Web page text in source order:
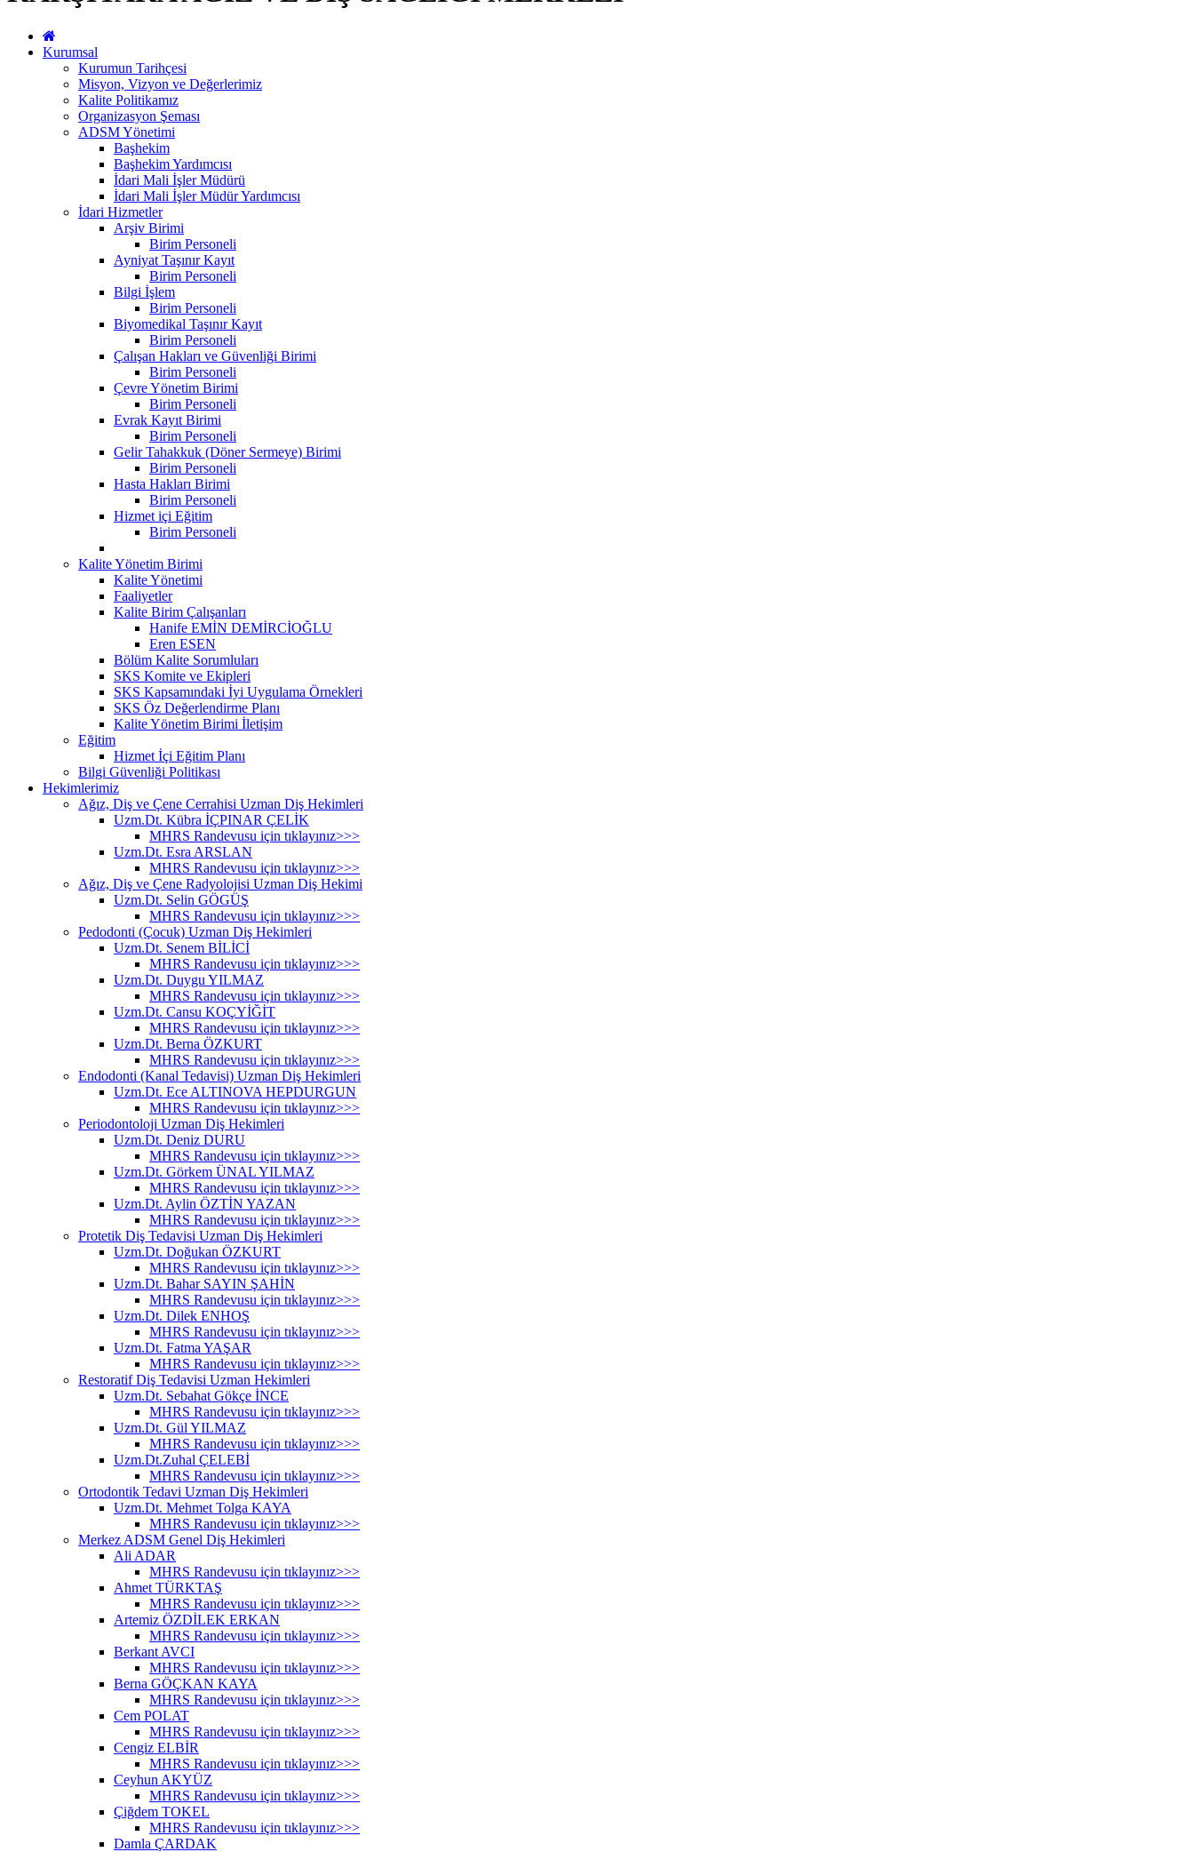
Kurumsal
Kurumun Tarihçesi
Misyon, Vizyon ve Değerlerimiz
Kalite Politikamız
Organizasyon Şeması
ADSM Yönetimi
Başhekim
Başhekim Yardımcısı
İdari Mali İşler Müdürü
İdari Mali İşler Müdür Yardımcısı
İdari Hizmetler
Arşiv Birimi
Birim Personeli
Ayniyat Taşınır Kayıt
Birim Personeli
Bilgi İşlem
Birim Personeli
Biyomedikal Taşınır Kayıt
Birim Personeli
Çalışan Hakları ve Güvenliği Birimi
Birim Personeli
Çevre Yönetim Birimi
Birim Personeli
Evrak Kayıt Birimi
Birim Personeli
Gelir Tahakkuk (Döner Sermeye) Birimi
Birim Personeli
Hasta Hakları Birimi
Birim Personeli
Hizmet içi Eğitim
Birim Personeli
Kalite Yönetim Birimi
Kalite Yönetimi
Faaliyetler
Kalite Birim Çalışanları
Hanife EMİN DEMİRCİOĞLU
Eren ESEN
Bölüm Kalite Sorumluları
SKS Komite ve Ekipleri
SKS Kapsamındaki İyi Uygulama Örnekleri
SKS Öz Değerlendirme Planı
Kalite Yönetim Birimi İletişim
Eğitim
Hizmet İçi Eğitim Planı
Bilgi Güvenliği Politikası
Hekimlerimiz
Ağız, Diş ve Çene Cerrahisi Uzman Diş Hekimleri
Uzm.Dt. Kübra İÇPINAR ÇELİK
MHRS Randevusu için tıklayınız>>>
Uzm.Dt. Esra ARSLAN
MHRS Randevusu için tıklayınız>>>
Ağız, Diş ve Çene Radyolojisi Uzman Diş Hekimi
Uzm.Dt. Selin GÖGÜŞ
MHRS Randevusu için tıklayınız>>>
Pedodonti (Çocuk) Uzman Diş Hekimleri
Uzm.Dt. Senem BİLİCİ
MHRS Randevusu için tıklayınız>>>
Uzm.Dt. Duygu YILMAZ
MHRS Randevusu için tıklayınız>>>
Uzm.Dt. Cansu KOÇYİĞİT
MHRS Randevusu için tıklayınız>>>
Uzm.Dt. Berna ÖZKURT
MHRS Randevusu için tıklayınız>>>
Endodonti (Kanal Tedavisi) Uzman Diş Hekimleri
Uzm.Dt. Ece ALTINOVA HEPDURGUN
MHRS Randevusu için tıklayınız>>>
Periodontoloji Uzman Diş Hekimleri
Uzm.Dt. Deniz DURU
MHRS Randevusu için tıklayınız>>>
Uzm.Dt. Görkem ÜNAL YILMAZ
MHRS Randevusu için tıklayınız>>>
Uzm.Dt. Aylin ÖZTİN YAZAN
MHRS Randevusu için tıklayınız>>>
Protetik Diş Tedavisi Uzman Diş Hekimleri
Uzm.Dt. Doğukan ÖZKURT
MHRS Randevusu için tıklayınız>>>
Uzm.Dt. Bahar SAYIN ŞAHİN
MHRS Randevusu için tıklayınız>>>
Uzm.Dt. Dilek ENHOŞ
MHRS Randevusu için tıklayınız>>>
Uzm.Dt. Fatma YAŞAR
MHRS Randevusu için tıklayınız>>>
Restoratif Diş Tedavisi Uzman Hekimleri
Uzm.Dt. Sebahat Gökçe İNCE
MHRS Randevusu için tıklayınız>>>
Uzm.Dt. Gül YILMAZ
MHRS Randevusu için tıklayınız>>>
Uzm.Dt.Zuhal ÇELEBİ
MHRS Randevusu için tıklayınız>>>
Ortodontik Tedavi Uzman Diş Hekimleri
Uzm.Dt. Mehmet Tolga KAYA
MHRS Randevusu için tıklayınız>>>
Merkez ADSM Genel Diş Hekimleri
Ali ADAR
MHRS Randevusu için tıklayınız>>>
Ahmet TÜRKTAŞ
MHRS Randevusu için tıklayınız>>>
Artemiz ÖZDİLEK ERKAN
MHRS Randevusu için tıklayınız>>>
Berkant AVCI
MHRS Randevusu için tıklayınız>>>
Berna GÖÇKAN KAYA
MHRS Randevusu için tıklayınız>>>
Cem POLAT
MHRS Randevusu için tıklayınız>>>
Cengiz ELBİR
MHRS Randevusu için tıklayınız>>>
Ceyhun AKYÜZ
MHRS Randevusu için tıklayınız>>>
Çiğdem TOKEL
MHRS Randevusu için tıklayınız>>>
Damla ÇARDAK